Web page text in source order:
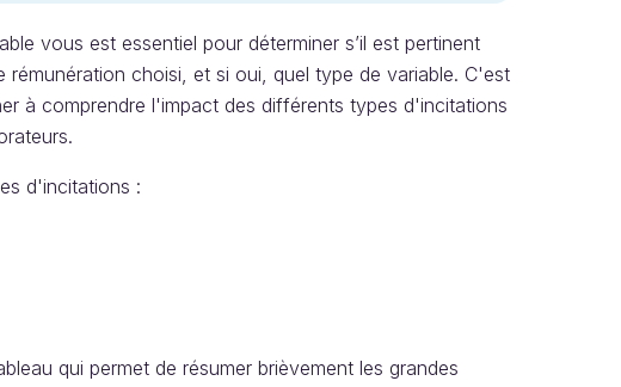
vous est essentiel pour déterminer s’il est pertinent
rémunération choisi, et si oui, quel type de variable. C'est
à comprendre l'impact des différents types d'incitations
d'incitations :
qui permet de résumer brièvement les grandes